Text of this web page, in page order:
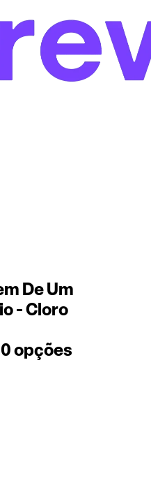
De Um
- Cloro
0 opções